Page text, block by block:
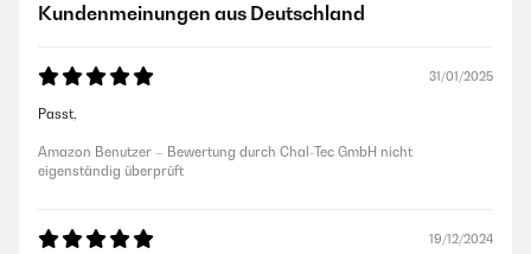
Kundenmeinungen aus Deutschland
31/01/2025
Passt,
Amazon Benutzer – Bewertung durch Chal-Tec GmbH nicht
eigenständig überprüft
19/12/2024